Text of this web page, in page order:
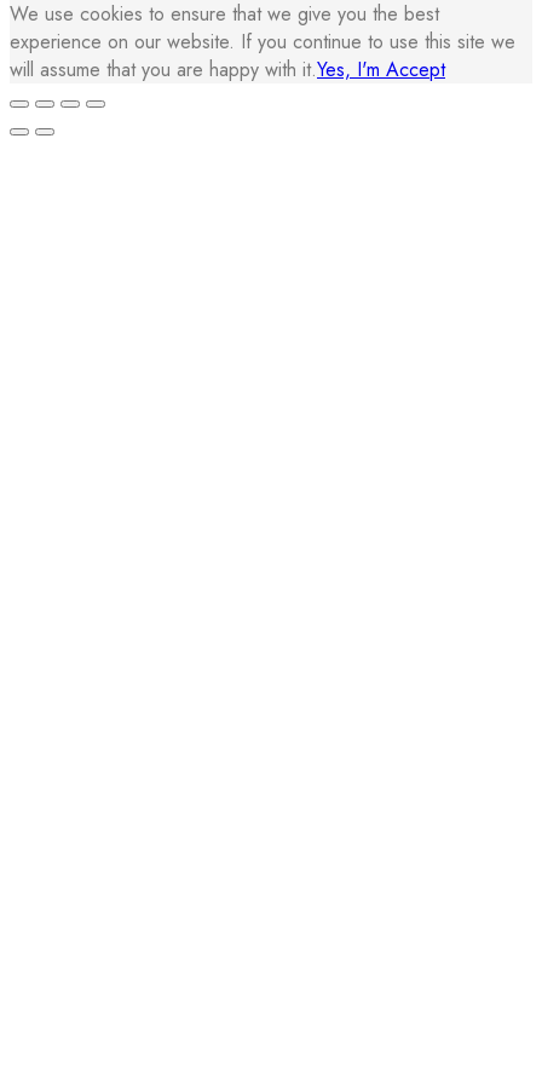
We use cookies to ensure that we give you the best
experience on our website. If you continue to use this site we
will assume that you are happy with it.Yes, I'm Accept